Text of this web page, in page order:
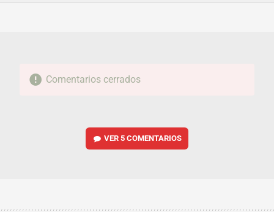
FACEBOOKTWITTERFLIPBOARD
E-
WHATSAPP
Comentarios cerrados
VER5 COMENTARIOS